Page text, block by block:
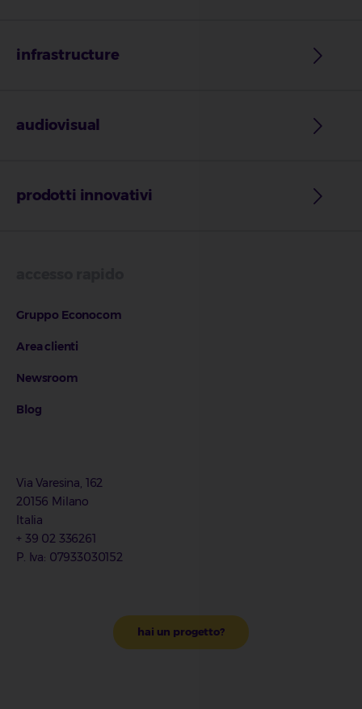
infrastructure
audiovisual
prodotti innovativi
Gruppo Econocom
Area clienti
Newsroom
Blog
Via Varesina, 162
20156 Milano
Italia
+ 39 02 336261
P. Iva: 07933030152
hai un progetto?